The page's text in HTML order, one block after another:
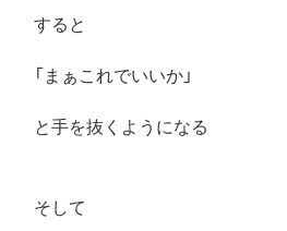
すると
「まぁこれでいいか」
と手を抜くようになる
そして